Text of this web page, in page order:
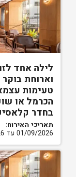
לילה אחד
וארוחת
טעימות
הכרמל או
בחדר
תאריכי האירוח:
01/09/2026 עד 23/09/2026